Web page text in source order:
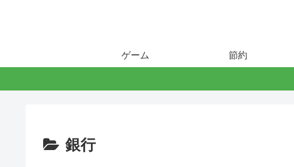
ゲーム 節約
銀行